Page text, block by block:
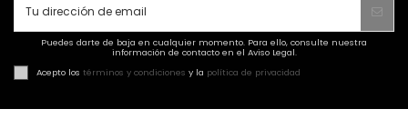
Puedes darte de baja en cualquier momento. Para ello, consulte nuestra
información de contacto en el Aviso Legal.
Acepto los términos y condiciones y la política de privacidad